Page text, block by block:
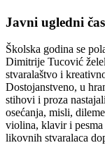
Javni ugledni
Školska godina se
Dimitrije Tucović
stvaralaštvo i
Dostojanstveno, u
stihovi i proza
osećanja, misli,
violina, klavir i
likovnih stvaralaca